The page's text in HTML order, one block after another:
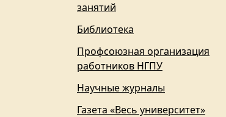
занятий
Библиотека
Профсоюзная организация
работников НГПУ
Научные журналы
Газета «Весь университет»